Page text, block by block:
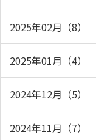
2025年02月（8）
2025年01月（4）
2024年12月（5）
2024年11月（7）